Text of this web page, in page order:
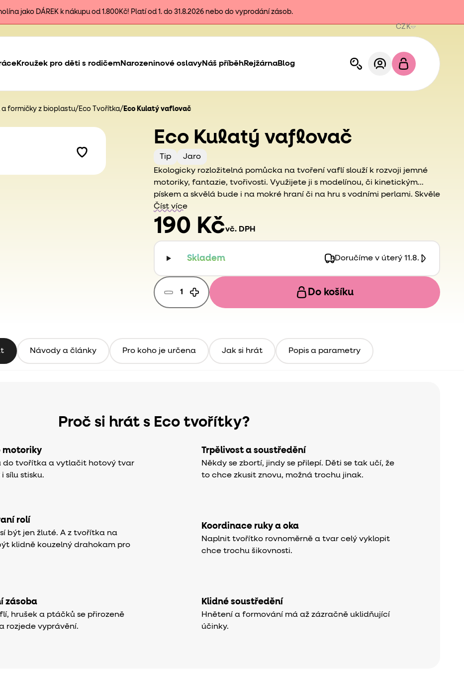
jako DÁREK k nákupu od 1.800Kč! Platí od 1. do 31.8.2026 nebo do vyprodání zásob.
CZK
Kroužek pro děti s rodičemNarozeninové oslavyNáš příběhRejžárnaBlog
formičky z bioplastu/ Eco Tvořítka/ Eco Kulatý vaflovač
Eco Kulatý vaflovač
Tip
Jaro
Ekologicky rozložitelná pomůcka na tvoření vaflí slouží k rozvoji jemné
motoriky, fantazie, tvořivosti. Využijete ji s modelínou, či kinetickým
pískem a skvělá bude i na mokré hraní či na hru s vodními perlami. Skvěle
poslouží do dětské kuchyňky ke hře na jako.
Číst více
190 Kčvč. DPH
Skladem Doručíme v úterý 11.8.
Do košíku
Návody a články Pro koho je určena Jak si hrát Popis a parametry
Proč si hrát s Eco tvořítky?
motoriky
do tvořítka a vytlačit hotový tvar
sílu stisku.
Trpělivost a soustředění
Někdy se zbortí, jindy se přilepí. Děti se tak učí, že
to chce zkusit znovu, možná trochu jinak.
rolí
být jen žluté. A z tvořítka na
klidně kouzelný drahokam pro
Koordinace ruky a oka
Naplnit tvořítko rovnoměrně a tvar celý vyklopit
chce trochu šikovnosti.
zásoba
hrušek a ptáčků se přirozeně
rozjede vyprávění.
Klidné soustředění
Hnětení a formování má až zázračně uklidňující
účinky.